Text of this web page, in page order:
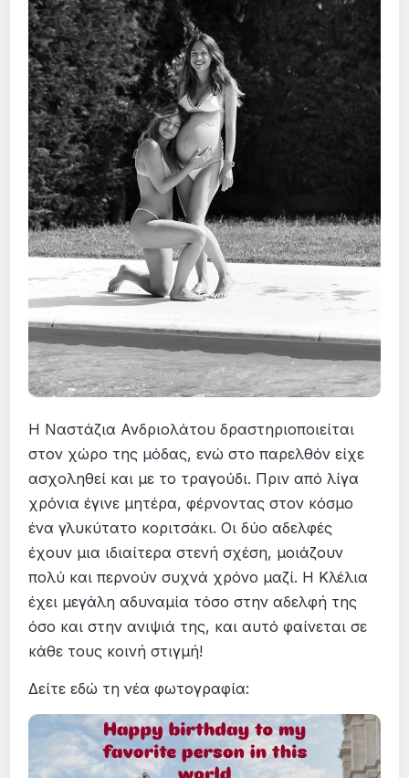
Η Ναστάζια Ανδριολάτου δραστηριοποιείται
στον χώρο της μόδας, ενώ στο παρελθόν είχε
ασχοληθεί και με το τραγούδι. Πριν από λίγα
χρόνια έγινε μητέρα, φέρνοντας στον κόσμο
ένα γλυκύτατο κοριτσάκι. Οι δύο αδελφές
έχουν μια ιδιαίτερα στενή σχέση, μοιάζουν
πολύ και περνούν συχνά χρόνο μαζί. Η Κλέλια
έχει μεγάλη αδυναμία τόσο στην αδελφή της
όσο και στην ανιψιά της, και αυτό φαίνεται σε
κάθε τους κοινή στιγμή!
Δείτε εδώ τη νέα φωτογραφία: